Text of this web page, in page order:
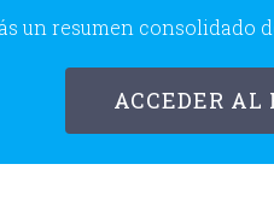
un resumen
ACCEDER AL